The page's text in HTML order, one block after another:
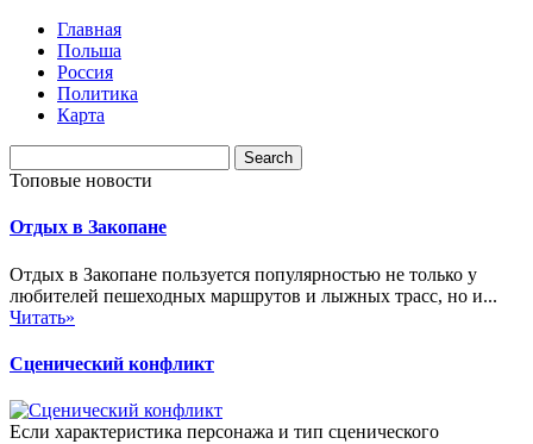
Главная
Польша
Россия
Политика
Карта
Топовые новости
Отдых в Закопане
Отдых в Закопане пользуется популярностью не только у
любителей пешеходных маршрутов и лыжных трасс, но и...
Читать»
Сценический конфликт
Если характеристика персонажа и тип сценического